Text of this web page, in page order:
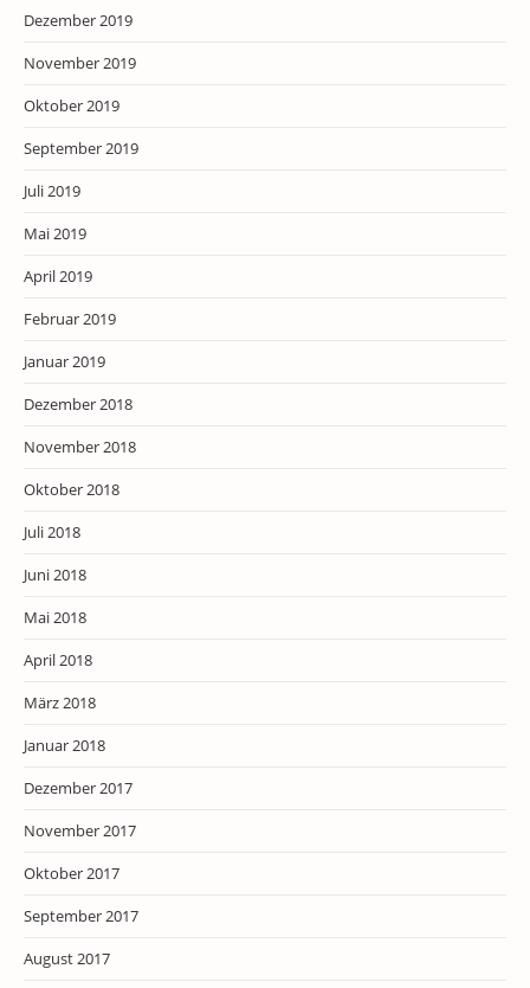
Dezember 2019
November 2019
Oktober 2019
September 2019
Juli 2019
Mai 2019
April 2019
Februar 2019
Januar 2019
Dezember 2018
November 2018
Oktober 2018
Juli 2018
Juni 2018
Mai 2018
April 2018
März 2018
Januar 2018
Dezember 2017
November 2017
Oktober 2017
September 2017
August 2017